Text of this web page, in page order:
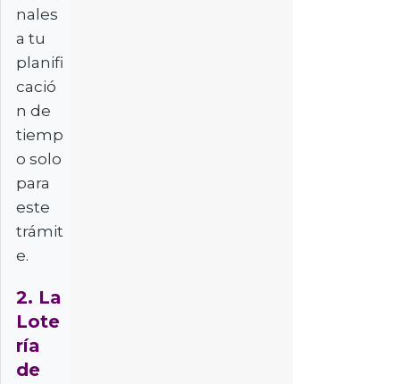
nales
a tu
planifi
cació
n de
tiemp
o solo
para
este
trámit
e.
2. La
Lote
ría
de